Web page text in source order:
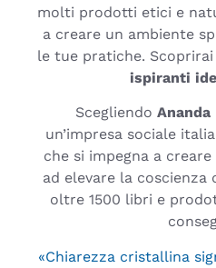
molti prodotti etici e
a creare un ambiente
le tue pratiche. Scoprirai
ispiranti
Scegliendo Ananda
un’impresa sociale
che si impegna a
ad elevare la coscienza
oltre 1500 libri e
«Chiarezza cristallina